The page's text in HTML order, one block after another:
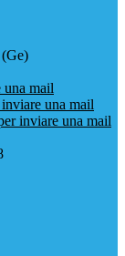
mail
una mail
inviare una mail